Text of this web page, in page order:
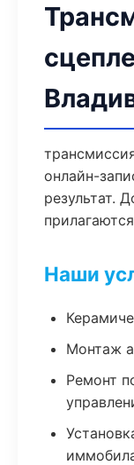
онлайн-
результат.
Наши
Монтаж
Ремонт